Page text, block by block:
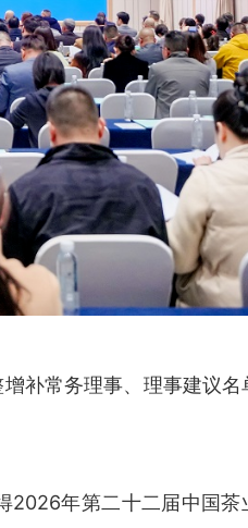
补常务理事、理事建议名
2026年第二十二届中国茶